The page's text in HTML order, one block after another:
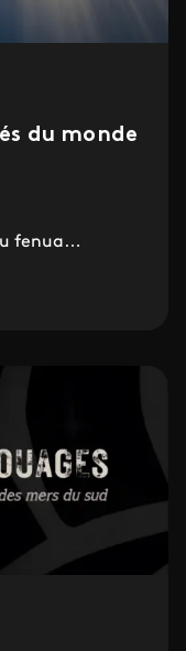
du monde
fenua…